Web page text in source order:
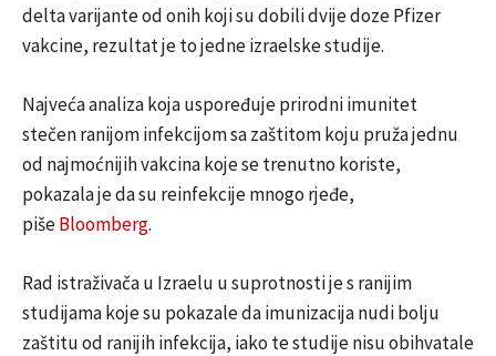
delta varijante od onih koji su dobili dvije doze Pfizer
vakcine, rezultat je to jedne izraelske studije.
Najveća analiza koja uspoređuje prirodni imunitet
stečen ranijom infekcijom sa zaštitom koju pruža jednu
od najmoćnijih vakcina koje se trenutno koriste,
pokazala je da su reinfekcije mnogo rjeđe,
pišeBloomberg.
Rad istraživača u Izraelu u suprotnosti je s ranijim
studijama koje su pokazale da imunizacija nudi bolju
zaštitu od ranijih infekcija, iako te studije nisu obihvatale